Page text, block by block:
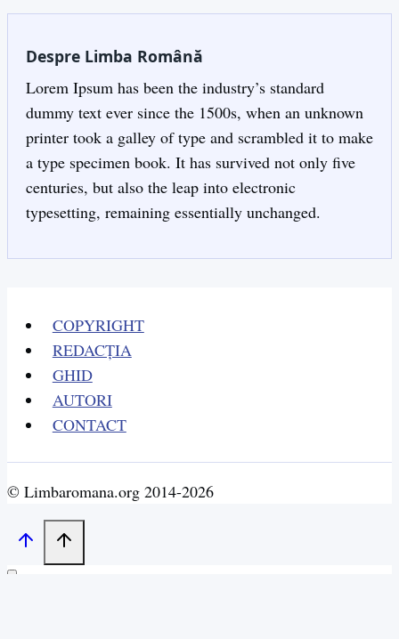
Despre Limba Română
Lorem Ipsum has been the industry’s standard
dummy text ever since the 1500s, when an unknown
printer took a galley of type and scrambled it to make
a type specimen book. It has survived not only five
centuries, but also the leap into electronic
typesetting, remaining essentially unchanged.
COPYRIGHT
REDACȚIA
GHID
AUTORI
CONTACT
© Limbaromana.org 2014-2026